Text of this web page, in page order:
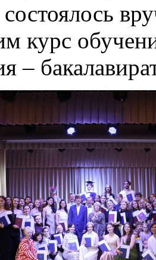
курс
–